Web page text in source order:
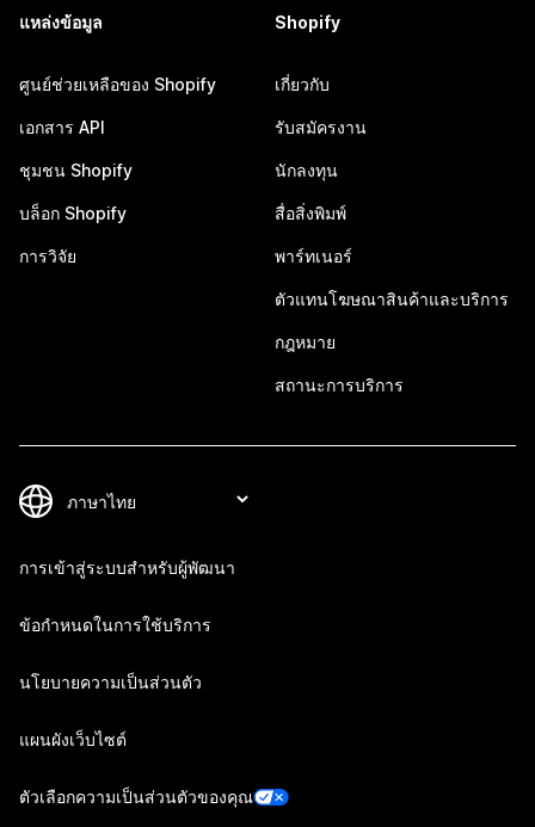
แหล่งข้อมูล
ศูนย์ช่วยเหลือของ Shopify
เอกสาร API
ชุมชน Shopify
บล็อก Shopify
การวิจัย
Shopify
เกี่ยวกับ
รับสมัครงาน
นักลงทุน
สื่อสิ่งพิมพ์
พาร์ทเนอร์
ตัวแทนโฆษณาสินค้าและบริการ
กฎหมาย
สถานะการบริการ
การเข้าสู่ระบบสำหรับผู้พัฒนา
ข้อกำหนดในการใช้บริการ
นโยบายความเป็นส่วนตัว
แผนผังเว็บไซต์
ตัวเลือกความเป็นส่วนตัวของคุณ